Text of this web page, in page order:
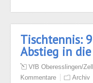
Tischtennis:
Abstieg in
VfB Oberesslingen/Zell
Kommentare
Archiv